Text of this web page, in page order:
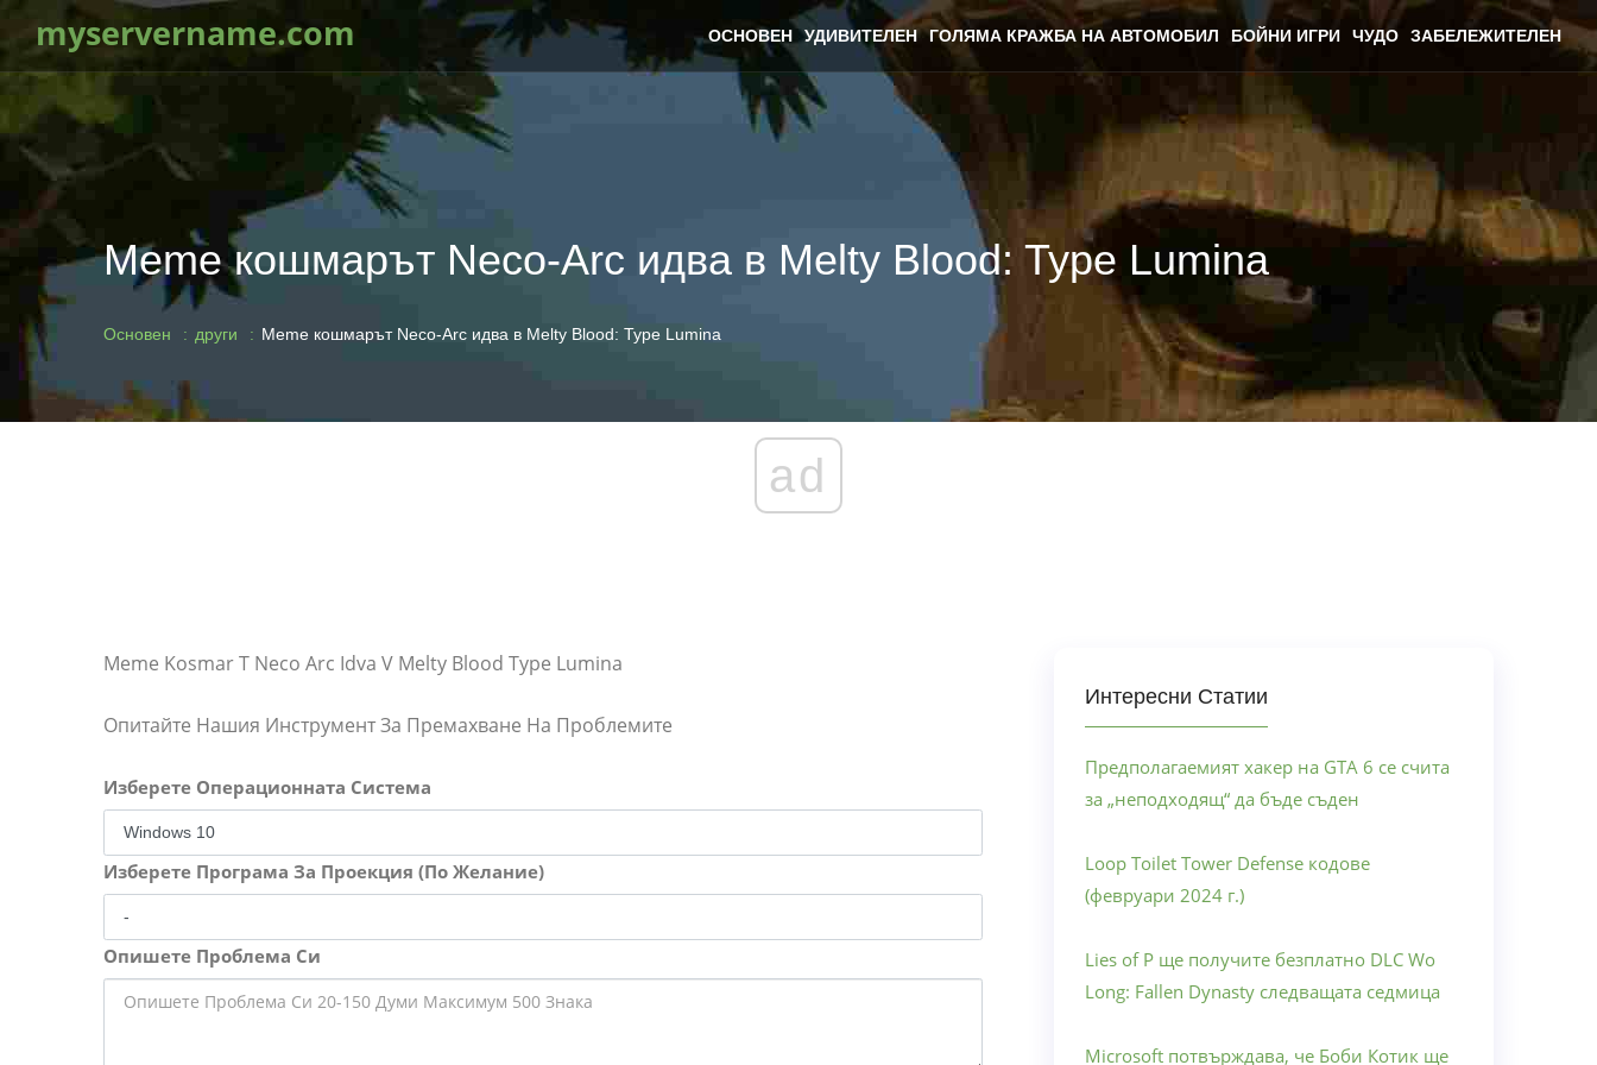
myservername.com ОСНОВЕН УДИВИТЕЛЕН ГОЛЯМА КРАЖБА НА АВТОМОБИЛ БОЙНИ ИГРИ ЧУДО ЗАБЕЛЕЖИТЕЛЕН
Meme кошмарът Neco-Arc идва в Melty Blood: Type Lumina
Основен други Meme кошмарът Neco-Arc идва в Melty Blood: Type Lumina
ad
Meme Kosmar T Neco Arc Idva V Melty Blood Type Lumina
Опитайте Нашия Инструмент За Премахване На Проблемите
Изберете Операционната Система
Изберете Програма За Проекция (По Желание)
Опишете Проблема Си
Интересни Статии
Предполагаемият хакер на GTA 6 се счита
за „неподходящ“ да бъде съден
Loop Toilet Tower Defense кодове
(февруари 2024 г.)
Lies of P ще получите безплатно DLC Wo
Long: Fallen Dynasty следващата седмица
Microsoft потвърждава, че Боби Котик ще